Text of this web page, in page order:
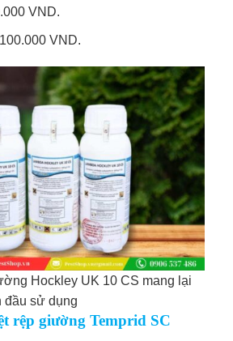
VND.
VND.
Hockley UK 10 CS mang lại
đầu sử dụng
rệp giường Temprid SC